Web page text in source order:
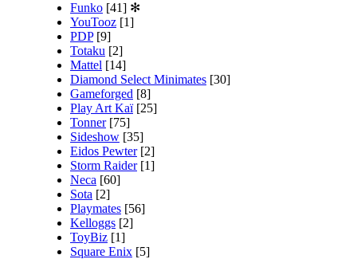
Funko [41] ✻
YouTooz [1]
PDP [9]
Totaku [2]
Mattel [14]
Diamond Select Minimates [30]
Gameforged [8]
Play Art Kaï [25]
Tonner [75]
Sideshow [35]
Eidos Pewter [2]
Storm Raider [1]
Neca [60]
Sota [2]
Playmates [56]
Kelloggs [2]
ToyBiz [1]
Square Enix [5]